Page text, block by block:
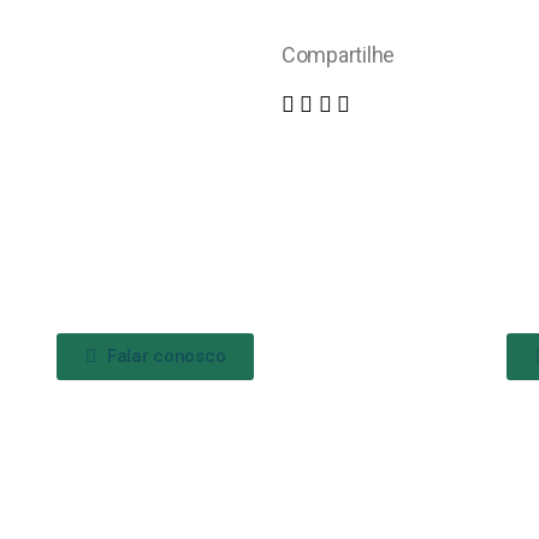
Compartilhe
Falar conosco